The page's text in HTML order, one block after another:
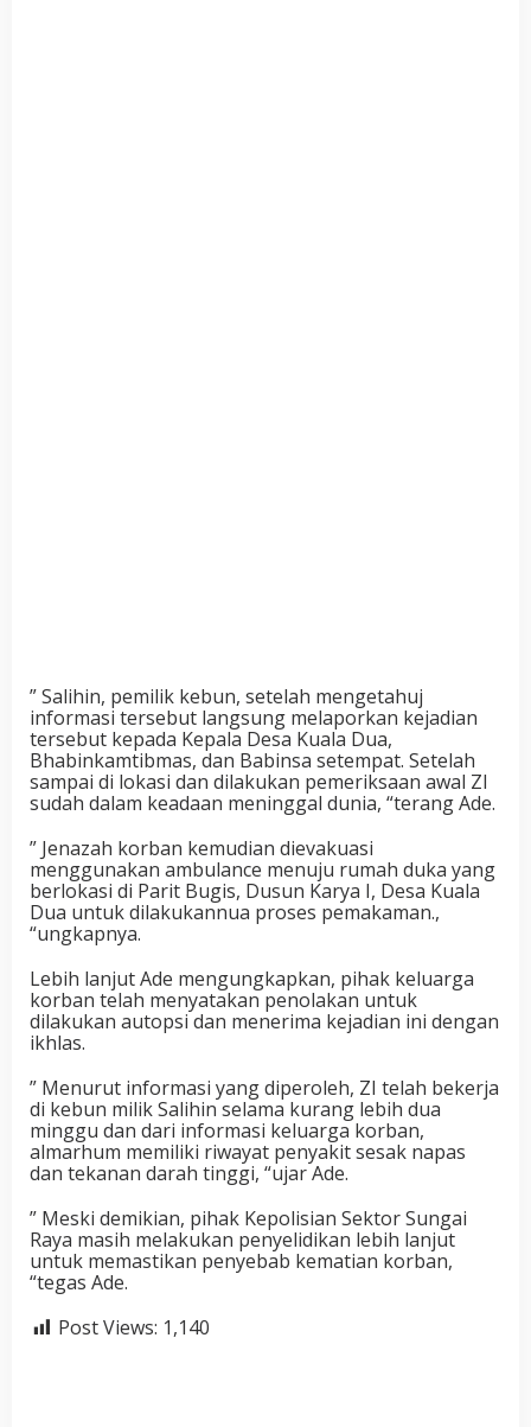
” Salihin, pemilik kebun, setelah mengetahuj
informasi tersebut langsung melaporkan kejadian
tersebut kepada Kepala Desa Kuala Dua,
Bhabinkamtibmas, dan Babinsa setempat. Setelah
sampai di lokasi dan dilakukan pemeriksaan awal ZI
sudah dalam keadaan meninggal dunia, “terang Ade.
” Jenazah korban kemudian dievakuasi
menggunakan ambulance menuju rumah duka yang
berlokasi di Parit Bugis, Dusun Karya I, Desa Kuala
Dua untuk dilakukannua proses pemakaman.,
“ungkapnya.
Lebih lanjut Ade mengungkapkan, pihak keluarga
korban telah menyatakan penolakan untuk
dilakukan autopsi dan menerima kejadian ini dengan
ikhlas.
” Menurut informasi yang diperoleh, ZI telah bekerja
di kebun milik Salihin selama kurang lebih dua
minggu dan dari informasi keluarga korban,
almarhum memiliki riwayat penyakit sesak napas
dan tekanan darah tinggi, “ujar Ade.
” Meski demikian, pihak Kepolisian Sektor Sungai
Raya masih melakukan penyelidikan lebih lanjut
untuk memastikan penyebab kematian korban,
“tegas Ade.
Post Views: 1,140